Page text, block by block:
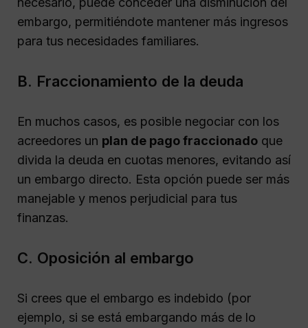
embargo, permitiéndote mantener más ingresos
para tus necesidades familiares.
B. Fraccionamiento de la deuda
En muchos casos, es posible negociar con los
acreedores un plan de pago fraccionado que
divida la deuda en cuotas menores, evitando así
un embargo directo. Esta opción puede ser más
manejable y menos perjudicial para tus
finanzas.
C. Oposición al embargo
Si crees que el embargo es indebido (por
ejemplo, si se está embargando más de lo